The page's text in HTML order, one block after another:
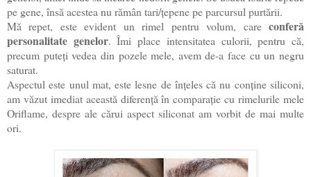
pe gene, însă acestea nu rămân tari/țepene pe parcursul purtării.
Mă repet, este evident un rimel pentru volum, care conferă
personalitate genelor. Îmi place intensitatea culorii, pentru că,
precum puteți vedea din pozele mele, avem de-a face cu un negru
saturat.
Aspectul este unul mat, este lesne de înțeles că nu conține siliconi,
am văzut imediat această diferență în comparație cu rimelurile mele
Oriflame, despre ale cărui aspect siliconat am vorbit de mai multe
ori.